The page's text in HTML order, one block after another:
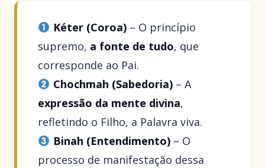
Kéter (Coroa)– O princípio
supremo, a fonte de tudo, que
corresponde ao Pai.
Chochmah (Sabedoria)– A
expressão da mente divina,
refletindo o Filho, a Palavra viva.
Binah (Entendimento)– O
processo de manifestação dessa